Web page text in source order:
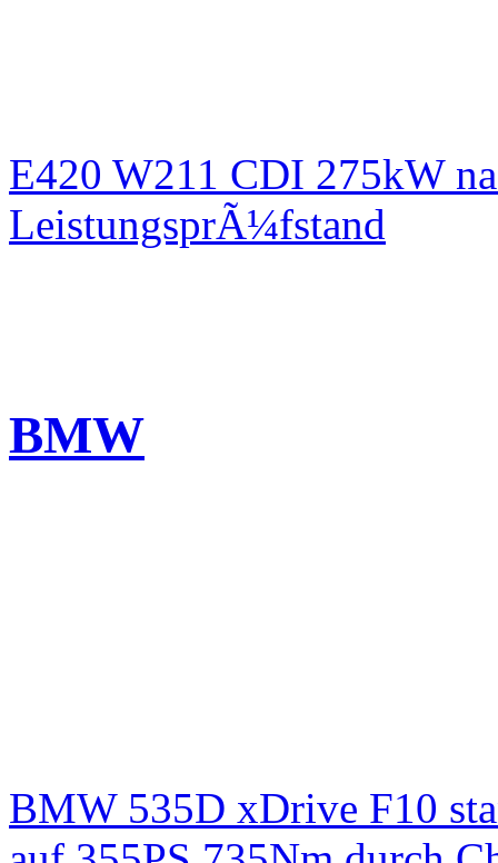
E420 W211 CDI 275kW
LeistungsprÃ¼fstand
BMW
BMW 535D xDrive F10